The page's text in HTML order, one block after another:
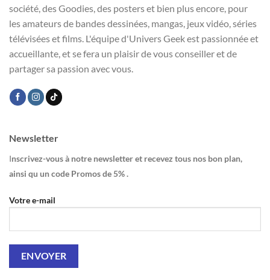
société, des Goodies, des posters et bien plus encore, pour
les amateurs de bandes dessinées, mangas, jeux vidéo, séries
télévisées et films. L'équipe d'Univers Geek est passionnée et
accueillante, et se fera un plaisir de vous conseiller et de
partager sa passion avec vous.
Newsletter
Inscrivez-vous à notre newsletter et recevez tous nos bon plan,
ainsi qu un code Promos de 5% .
Votre e-mail